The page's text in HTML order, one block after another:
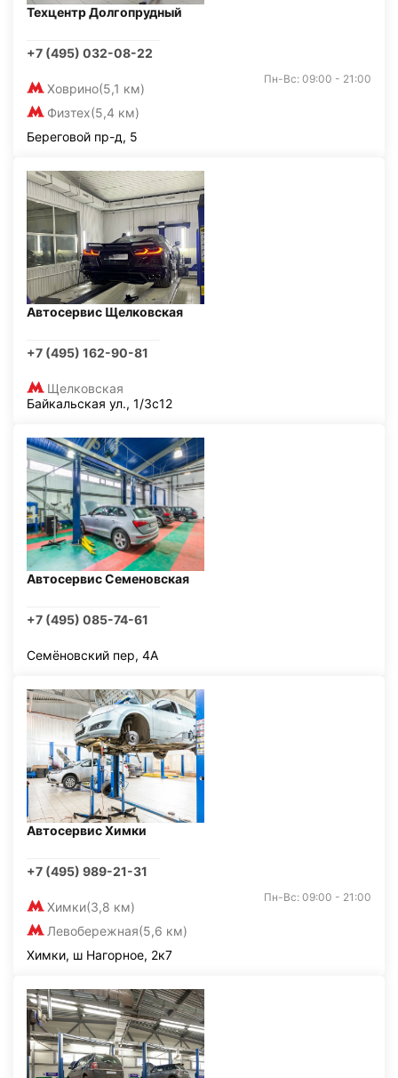
Техцентр Долгопрудный
+7 (495) 032-08-22
Ховрино(5,1 км)
Физтех(5,4 км)
Пн-Вс: 09:00 - 21:00
Береговой пр-д, 5
Автосервис Щелковская
+7 (495) 162-90-81
Щелковская
Байкальская ул., 1/3с12
Автосервис Семеновская
+7 (495) 085-74-61
Семёновский пер, 4А
Автосервис Химки
+7 (495) 989-21-31
Химки(3,8 км)
Левобережная(5,6 км)
Пн-Вс: 09:00 - 21:00
Химки, ш Нагорное, 2к7